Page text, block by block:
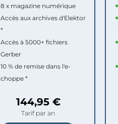
8 x magazine numérique
Accès aux archives d'Elektor
*
Accès à 5000+ fichiers
Gerber
10 % de remise dans l'e-
choppe *
144,95 €
Tarif par an